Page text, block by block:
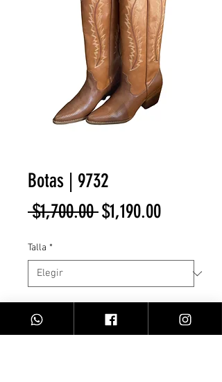
Botas | 9732
$1,700.00 Precio
$1,190.00Precio
oferta
Talla *
Cantidad *